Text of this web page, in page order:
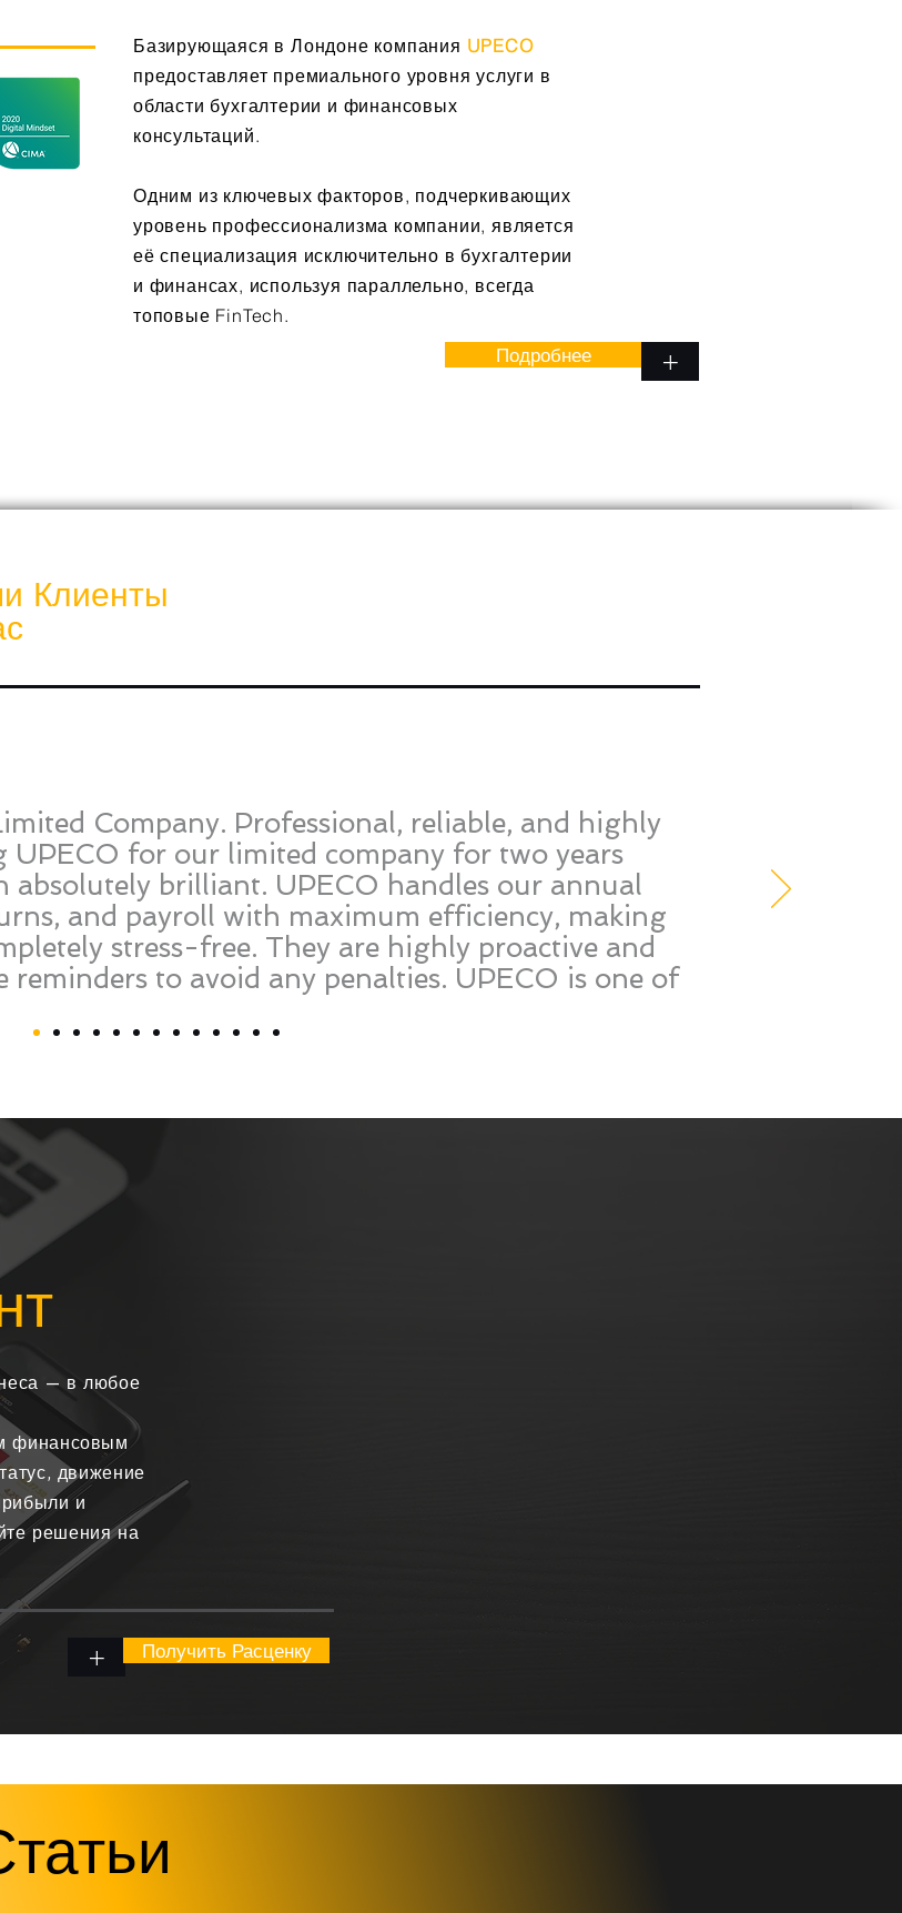
Базирующаяся в Лондоне компания UPECO
предоставляет премиального уровня услуги в
области бухгалтерии и финансовых
консультаций.
Одним из ключевых факторов, подчеркивающих
уровень профессионализма компании, является
её специализация исключительно в бухгалтерии
и финансах, используя параллельно, всегда
топовые FinTech.
Подробнее +
Клиенты
Company. Professional, reliable, and highly
UPECO for our limited company for two years
absolutely brilliant. UPECO handles our annual
and payroll with maximum efficiency, making
stress-free. They are highly proactive and
reminders to avoid any penalties. UPECO is one of
— в любое
финансовым
движение
и
решения на
+ Получить Расценку